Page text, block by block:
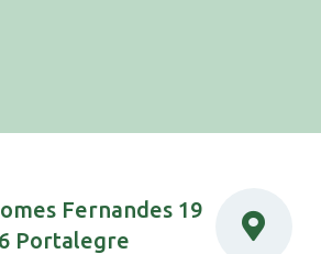
Fernandes 19
Portalegre